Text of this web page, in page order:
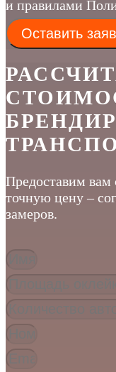
и правилами
Оставить
Предоставим вам
точную цену –
замеров.